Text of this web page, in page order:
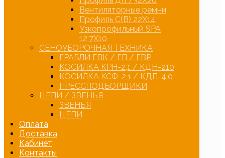
Вентиляторные ремни
Профиль С(В) 22Х14
Узкопрофильный SPA
12,7Х10
СЕНОУБОРОЧНАЯ ТЕХНИКА
ГРАБЛИ ГВК / ГП / ГВР
КОСИЛКА КРН-2,1 / КДН-210
КОСИЛКА КСФ-2,1 / КДП-4,0
ПРЕССПОДБОРЩИКИ
ЦЕПИ / ЗВЕНЬЯ
ЗВЕНЬЯ
ЦЕПИ
Оплата
Доставка
Кабинет
Контакты